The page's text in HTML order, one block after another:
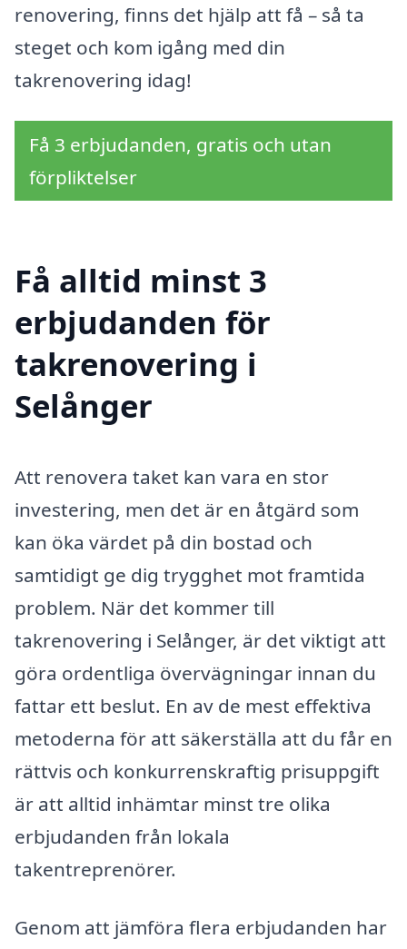
renovering, finns det hjälp att få – så ta
steget och kom igång med din
takrenovering idag!
Få 3 erbjudanden, gratis och utan
förpliktelser
Få alltid minst 3
erbjudanden för
takrenovering i
Selånger
Att renovera taket kan vara en stor
investering, men det är en åtgärd som
kan öka värdet på din bostad och
samtidigt ge dig trygghet mot framtida
problem. När det kommer till
takrenovering i Selånger, är det viktigt att
göra ordentliga övervägningar innan du
fattar ett beslut. En av de mest effektiva
metoderna för att säkerställa att du får en
rättvis och konkurrenskraftig prisuppgift
är att alltid inhämtar minst tre olika
erbjudanden från lokala
takentreprenörer.
Genom att jämföra flera erbjudanden har